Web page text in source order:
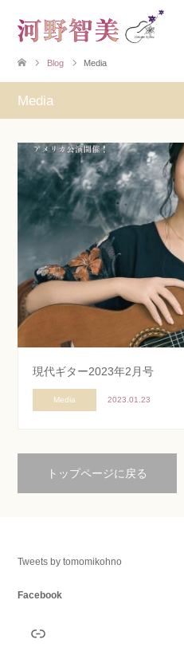
Blog Media
Media
現代ギター2023年2月号
Media 2023.01.23
トップページに戻る
Tweets by tomomikohno
Facebook
リンク